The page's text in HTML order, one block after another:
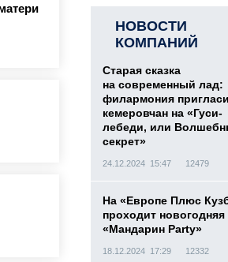
НОВОСТИ
КОМПАНИЙ
Старая сказка
на современный лад:
филармония
кемеровчан на «Гуси-
лебеди, или
секрет»
24.12.2024 15:47 12479
На «Европе Плюс
проходит новогодняя
«Мандарин Party»
18.12.2024 17:29 12332